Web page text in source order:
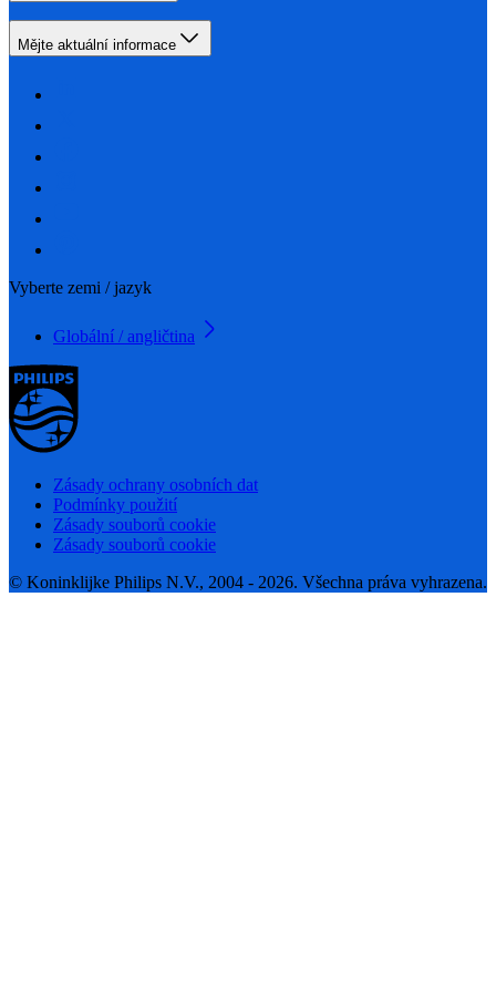
Mějte aktuální informace
Vyberte zemi / jazyk
Globální / angličtina
Zásady ochrany osobních dat
Podmínky použití
Zásady souborů cookie
Zásady souborů cookie
© Koninklijke Philips N.V., 2004 - 2026. Všechna práva vyhrazena.